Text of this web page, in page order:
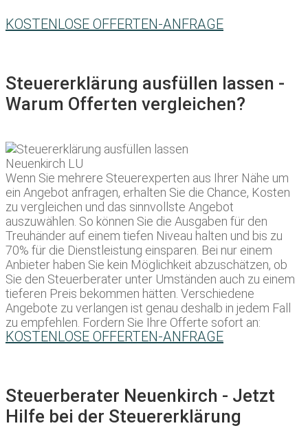
KOSTENLOSE OFFERTEN-ANFRAGE
Steuererklärung ausfüllen lassen -
Warum Offerten vergleichen?
Wenn Sie mehrere Steuerexperten aus Ihrer Nähe um
ein Angebot anfragen, erhalten Sie die Chance, Kosten
zu vergleichen und das sinnvollste Angebot
auszuwählen. So können Sie die Ausgaben für den
Treuhänder auf einem tiefen Niveau halten und bis zu
70% für die Dienstleistung einsparen. Bei nur einem
Anbieter haben Sie kein Möglichkeit abzuschätzen, ob
Sie den Steuerberater unter Umständen auch zu einem
tieferen Preis bekommen hätten. Verschiedene
Angebote zu verlangen ist genau deshalb in jedem Fall
zu empfehlen. Fordern Sie Ihre Offerte sofort an:
KOSTENLOSE OFFERTEN-ANFRAGE
Steuerberater Neuenkirch - Jetzt
Hilfe bei der Steuererklärung